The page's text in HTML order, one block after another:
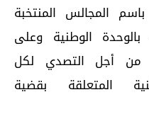
باسم المجالس المنتخبة
الوطنية وعلى
من أجل التصدي لكل
المتعلقة بقضية